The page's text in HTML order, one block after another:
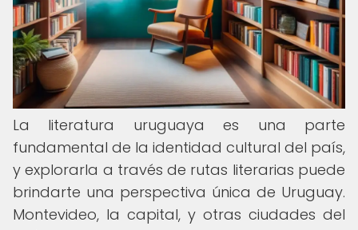
La literatura uruguaya es una parte
fundamental de la identidad cultural del país,
y explorarla a través de rutas literarias puede
brindarte una perspectiva única de Uruguay.
Montevideo, la capital, y otras ciudades del